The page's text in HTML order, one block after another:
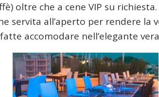
oltre che a cene VIP su
servita all’aperto per rendere la
accomodare nell’elegante